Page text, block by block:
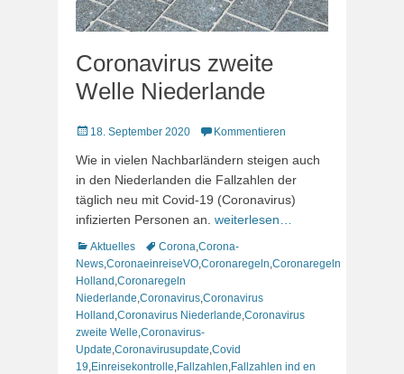
Coronavirus zweite
Welle Niederlande
Veröffentlicht
18. September 2020 Kommentieren
Wie in vielen Nachbarländern steigen auch
in den Niederlanden die Fallzahlen der
täglich neu mit Covid-19 (Coronavirus)
infizierten Personen an. weiterlesen…
Kategorien
Aktuelles Schlagworte
Corona,Corona-
News,CoronaeinreiseVO,Coronaregeln,Coronaregeln
Holland ,Coronaregeln
Niederlande,Coronavirus,Coronavirus
Holland ,Coronavirus Niederlande,Coronavirus
zweite Welle,Coronavirus-
Update,Coronavirusupdate,Covid
19,Einreisekontrolle,Fallzahlen,Fallzahlen ind en